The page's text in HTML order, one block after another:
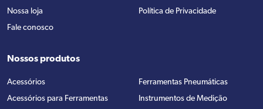
Nossa loja
Fale conosco
Política de Privacidade
Nossos produtos
Acessórios
Acessórios para Ferramentas
Ferramentas Pneumáticas
Instrumentos de Medição